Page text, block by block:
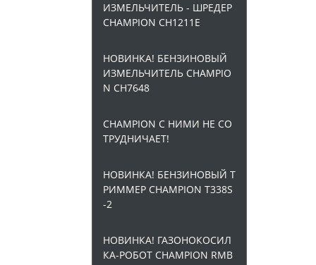
ИЗМЕЛЬЧИТЕЛЬ - ШРЕДЕР
CHAMPION CH1211E
НОВИНКА! БЕНЗИНОВЫЙ
ИЗМЕЛЬЧИТЕЛЬ CHAMPIO
N CH7648
CHAMPION С НИМИ НЕ СО
ТРУДНИЧАЕТ!
НОВИНКА! БЕНЗИНОВЫЙ Т
РИММЕР CHAMPION T338S
-2
НОВИНКА! ГАЗОНОКОСИЛ
КА-РОБОТ CHAMPION RMB